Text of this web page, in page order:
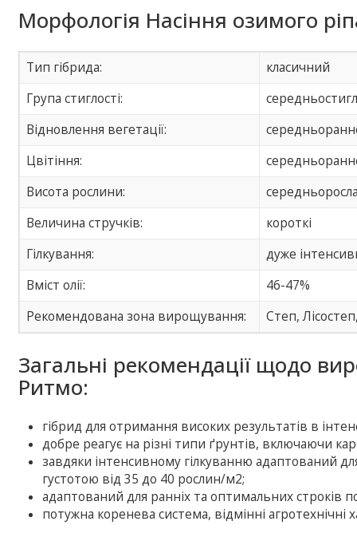
Морфологія Насіння озимого
Тип гібрида:
класичний
Група стиглості:
Відновлення вегетації:
Цвітіння:
Висота рослини:
Величина стручків:
короткі
Гілкування:
дуже
Вміст олії:
46-47%
Рекомендована зона вирощування:
Степ,
Загальні рекомендації щодо
Ритмо:
гібрид для отримання високих результатів в
добре реагує на різні типи ґрунтів, включаючи
завдяки інтенсивному гілкуванню адаптований
густотою від 35 до 40 рослин/м2;
адаптований для ранніх та оптимальних строків
потужна коренева система, відмінні агротехнічні